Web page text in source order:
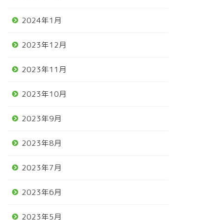
2024年1月
2023年12月
2023年11月
2023年10月
2023年9月
2023年8月
2023年7月
2023年6月
2023年5月